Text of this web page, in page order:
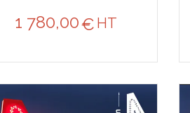
1 780,00€ HT